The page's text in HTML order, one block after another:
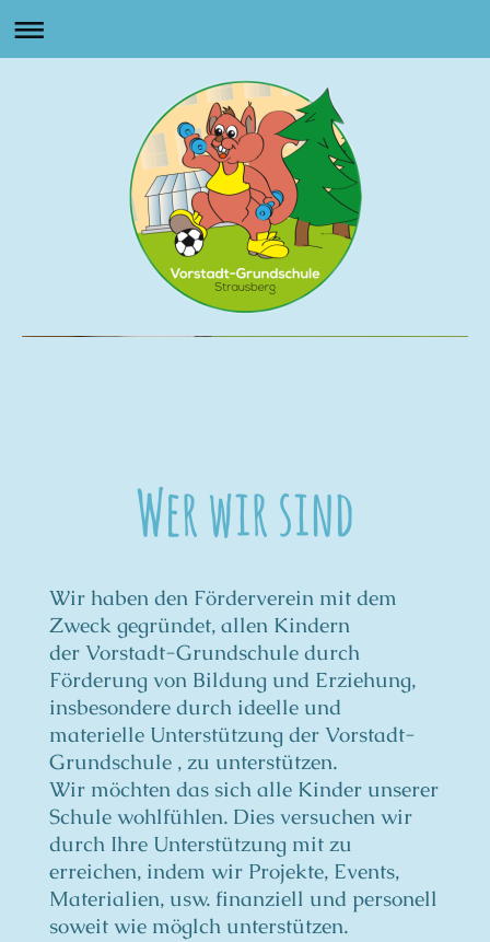
Wer wir sind
Wir haben den Förderverein mit dem
Zweck gegründet, allen Kindern
der Vorstadt-Grundschule durch
Förderung von Bildung und Erziehung,
insbesondere durch ideelle und
materielle Unterstützung der Vorstadt-
Grundschule , zu unterstützen.
Wir möchten das sich alle Kinder unserer
Schule wohlfühlen. Dies versuchen wir
durch Ihre Unterstützung mit zu
erreichen, indem wir Projekte, Events,
Materialien, usw. finanziell und personell
soweit wie möglch unterstützen.